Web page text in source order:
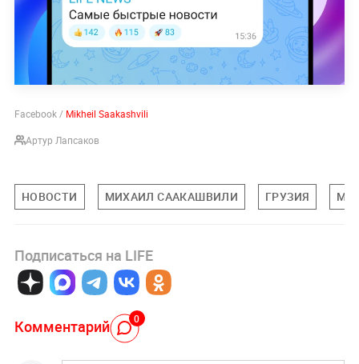
Facebook / Mikheil Saakashvili
Артур Лапсаков
НОВОСТИ МИХАИЛ СААКАШВИЛИ ГРУЗИЯ
Подписаться на LIFE
Комментарий 0